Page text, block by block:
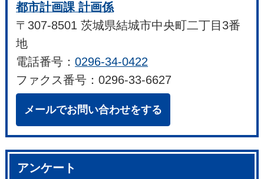
都市計画課 計画係
〒307-8501 茨城県結城市中央町二丁目3番
地
電話番号：0296-34-0422
ファクス番号：0296-33-6627
メールでお問い合わせをする
アンケート